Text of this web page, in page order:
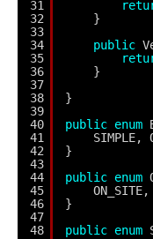
31
32
33
34
35
36
37
38
39
40
41
42
43
44
45
46
47
48
}
public
}
}
public enum
SIMPLE,
}
public enum
ON_SITE,
}
public enum